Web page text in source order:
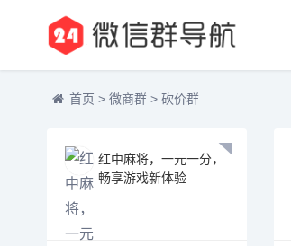
首页 > 微商群 > 砍价群
红中麻将，一元一分，
畅享游戏新体验